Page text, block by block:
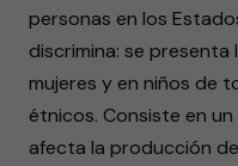
personas en los
discrimina: se presenta
mujeres y en niños de
étnicos. Consiste en
afecta la producción